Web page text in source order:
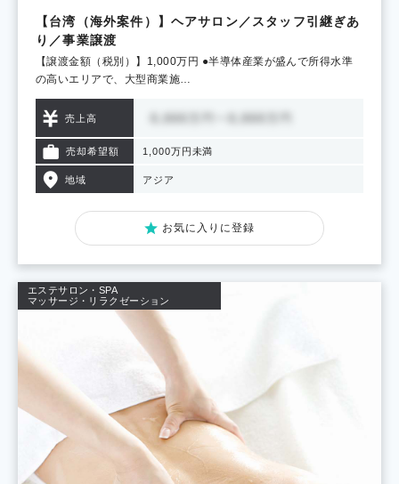
【台湾（海外案件）】ヘアサロン／スタッフ引継ぎあ
り／事業譲渡
【譲渡金額（税別）】1,000万円 ●半導体産業が盛んで所得水準
の高いエリアで、大型商業施…
売上高
売却希望額 1,000万円未満
地域 アジア
お気に入りに登録
エステサロン・SPA
マッサージ・リラクゼーション